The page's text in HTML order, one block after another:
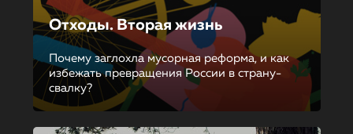
Отходы. Вторая жизнь
Почему заглохла мусорная реформа, и как
избежать превращения России в страну-
свалку?